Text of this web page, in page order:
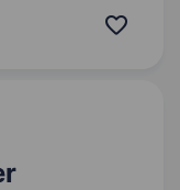
вітаміни,